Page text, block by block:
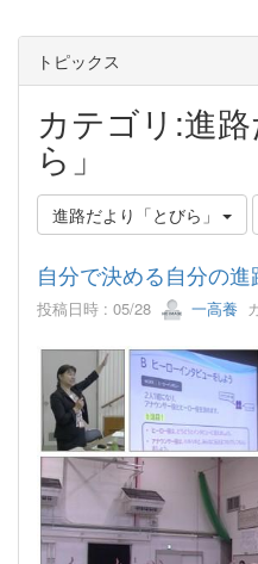
トピックス
カテゴリ:進
ら」
進路だより「とびら」
自分で決める自分の
投稿日時 : 05/28 一高養